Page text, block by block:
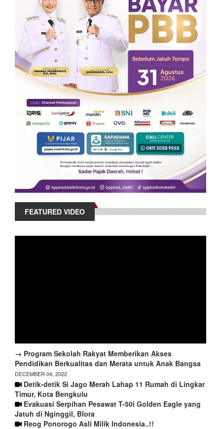
FEATURED VIDEO
→ Program Sekolah Rakyat Memberikan Akses
Pendidikan Berkualitas dan Merata untuk Anak Bangsa
DECEMBER 04, 2022
Detik-detik Si Jago Merah Lahap 11 Rumah di Lingkar
Timur, Kota Bengkulu
Evakuasi Serpihan Pesawat T-50i Golden Eagle yang
Jatuh di Nginggil, Blora
Reog Ponorogo Asli Milik Indonesia..!!